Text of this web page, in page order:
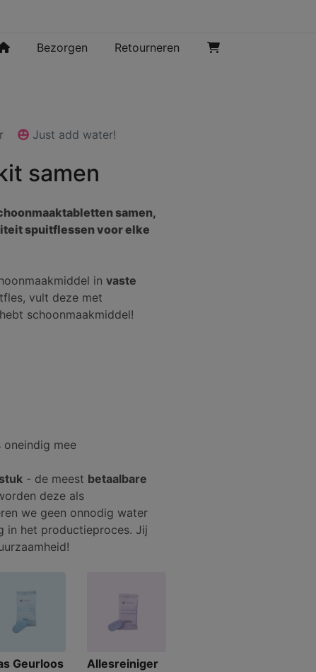
Bezorgen Retourneren
Just add water!
samen
samen,
spuitflessen voor elke
in vaste
vult deze met
schoonmaakmiddel!
mee
- de meest betaalbare
deze als
we geen onnodig water
in het productieproces. Jij
Geurloos
Allesreiniger